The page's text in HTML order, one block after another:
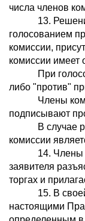
числа членов
13.
голосованием
комиссии,
комиссии имеет
При
либо "против"
Члены
подписывают
В случае
комиссии
14. Члены
заявителя
торгах и
15. В
настоящими